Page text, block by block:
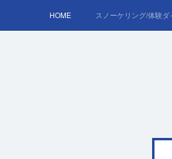
HOME スノーケリング/体験